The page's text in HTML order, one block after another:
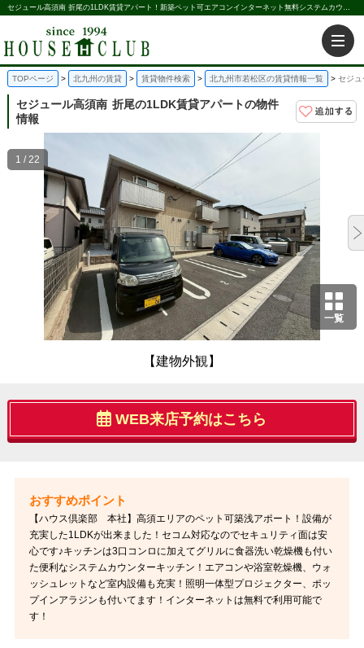
セジュール高須南 折尾の1LDK賃貸アパート！新築ペット可エアコンインターネット無料システムカウンターキッチン｜株式会社ハウス倶楽部
TOPページ 北九州の賃貸 賃貸物件検索 北九州市若松区の賃貸情報一覧 セジ
セジュール高須南 折尾の1LDK賃貸アパートの物件
情報
一覧
【建物外観】
1 / 22
WEB来店予約はこちら
【ハウス倶楽部 本社】高須エリアのペット可築浅アポート！設備が
充実した1LDKが出来ました！セコム対応なのでセキュリティ面は安
心です♪キッチンは3口コンロに加えてグリルに食器洗い乾燥機も付い
た便利なシステムカウンターキッチン！エアコンや浴室乾燥機、ウォ
ッシュレットなど室内設備も充実！照明一体型プロジェクター、ポッ
プインアラジンも付いてます！インターネットは無料で利用可能で
す！